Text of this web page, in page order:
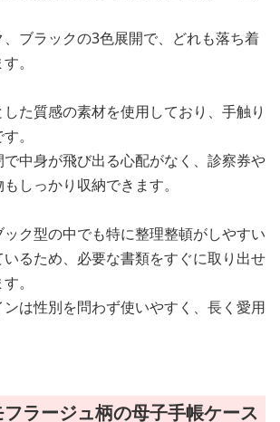
ブラックの3色展開で、どれも落ち着
。
た質感の素材を使用しており、手触り
。
中身が飛び出る心配がなく、診察券や
しっかり収納できます。
ク型の中でも特に整理整頓がしやすい
るため、必要な書類をすぐに取り出せ
。
は性別を問わず使いやすく、長く愛用
ラージュ柄の母子手帳ケース